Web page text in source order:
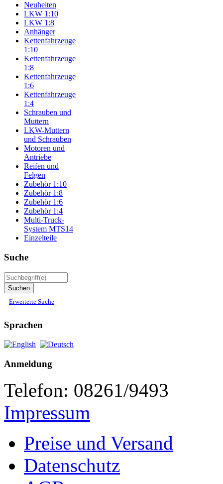
Neuheiten
LKW 1:10
LKW 1:8
Anhänger
Kettenfahrzeuge
1:10
Kettenfahrzeuge
1:8
Kettenfahrzeuge
1:6
Kettenfahrzeuge
1:4
Schrauben und
Muttern
LKW-Muttern
und Schrauben
Motoren und
Antriebe
Reifen und
Felgen
Zubehör 1:10
Zubehör 1:8
Zubehör 1:6
Zubehör 1:4
Multi-Truck-
System MTS14
Einzelteile
Suche
Erweiterte Suche
Sprachen
Anmeldung
Telefon: 08261/9493
Impressum
Preise und Versand
Datenschutz